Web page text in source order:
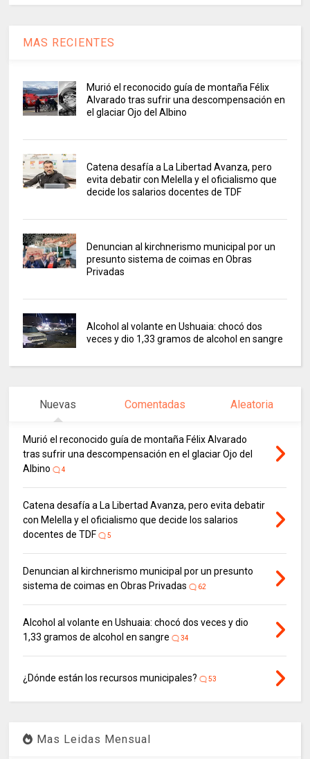
MAS RECIENTES
Murió el reconocido guía de montaña Félix
Alvarado tras sufrir una descompensación en
el glaciar Ojo del Albino
Catena desafía a La Libertad Avanza, pero
evita debatir con Melella y el oficialismo que
decide los salarios docentes de TDF
Denuncian al kirchnerismo municipal por un
presunto sistema de coimas en Obras
Privadas
Alcohol al volante en Ushuaia: chocó dos
veces y dio 1,33 gramos de alcohol en sangre
Nuevas Comentadas Aleatoria
Murió el reconocido guía de montaña Félix Alvarado
tras sufrir una descompensación en el glaciar Ojo del
Albino
4
Catena desafía a La Libertad Avanza, pero evita debatir
con Melella y el oficialismo que decide los salarios
docentes de TDF
5
Denuncian al kirchnerismo municipal por un presunto
sistema de coimas en Obras Privadas
62
Alcohol al volante en Ushuaia: chocó dos veces y dio
1,33 gramos de alcohol en sangre
34
¿Dónde están los recursos municipales? 53
Mas Leidas Mensual